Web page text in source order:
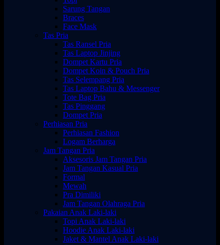
Sarung Tangan
Braces
Face Mask
Tas Pria
Tas Ransel Pria
Tas Laptop Jinjing
Dompet Kartu Pria
Dompet Koin & Pouch Pria
Tas Selempang Pria
Tas Laptop Bahu & Messenger
Tote Bag Pria
Tas Pinggang
Dompet Pria
Perhiasan Pria
Perhiasan Fashion
Logam Berharga
Jam Tangan Pria
Aksesoris Jam Tangan Pria
Jam Tangan Kasual Pria
Formal
Mewah
Pra Dimiliki
Jam Tangan Olahraga Pria
Pakaian Anak Laki-laki
Topi Anak Laki-laki
Hoodie Anak Laki-laki
Jaket & Mantel Anak Laki-laki